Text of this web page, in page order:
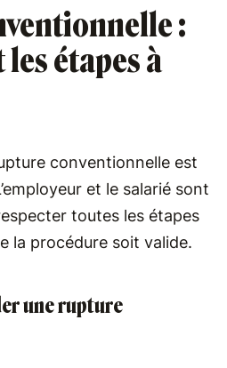
:
étapes à
conventionnelle est
et le salarié sont
toutes les étapes
la procédure soit valide.
une rupture